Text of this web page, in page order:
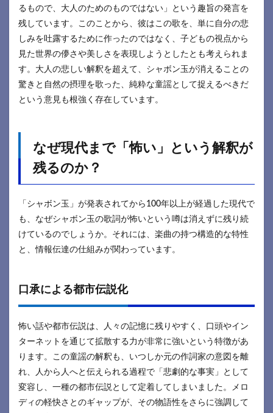
るもので、大人のためのものではない」という趣旨の発言を
残しています。このことから、彼はこの歌を、単に自分の悲
しみを吐露するために作ったのではなく、子どもの視点から
見た世界の儚さや美しさを表現しようとしたとも考えられま
す。大人の悲しい解釈を超えて、シャボン玉が消えることの
驚きと自然の摂理を歌った、純粋な童謡として捉えるべきだ
という意見も根強く存在しています。
なぜ現代まで「怖い」という解釈が
残るのか？
「シャボン玉」が発表されてから100年以上が経過した現代で
も、なぜシャボン玉の歌詞が怖いという噂は消えずに残り続
けているのでしょうか。それには、楽曲の持つ構造的な特性
と、情報伝達の仕組みが関わっています。
口承による都市伝説化
怖い話や都市伝説は、人々の記憶に残りやすく、口頭やイン
ターネットを通じて拡散する力が非常に強いという特徴があ
ります。この童謡の解釈も、いつしか元の作詞家の意図を離
れ、人から人へと伝えられる過程で「悲劇的な事実」として
変容し、一種の都市伝説として定着してしまいました。メロ
ディの軽快さとのギャップが、その物語性をさらに強調して